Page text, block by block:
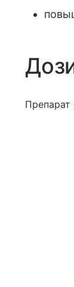
Препарат